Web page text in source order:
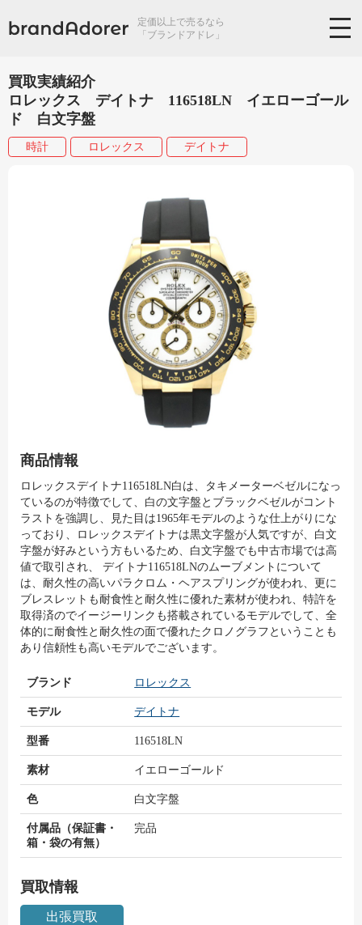
定価以上で売るなら
「ブランドアドレ」
買取実績紹介
ロレックス デイトナ 116518LN イエローゴール
ド 白文字盤
時計 ロレックス デイトナ
商品情報
ロレックスデイトナ116518LN白は、タキメーターベゼルになっ
ているのが特徴でして、白の文字盤とブラックベゼルがコント
ラストを強調し、見た目は1965年モデルのような仕上がりにな
っており、ロレックスデイトナは黒文字盤が人気ですが、白文
字盤が好みという方もいるため、白文字盤でも中古市場では高
値で取引され、 デイトナ116518LNのムーブメントについて
は、耐久性の高いパラクロム・ヘアスプリングが使われ、更に
ブレスレットも耐食性と耐久性に優れた素材が使われ、特許を
取得済のでイージーリンクも搭載されているモデルでして、全
体的に耐食性と耐久性の面で優れたクロノグラフということも
あり信頼性も高いモデルでございます。
ブランド ロレックス
モデル デイトナ
型番 116518LN
素材 イエローゴールド
色 白文字盤
付属品（保証書・
箱・袋の有無）
完品
買取情報
出張買取